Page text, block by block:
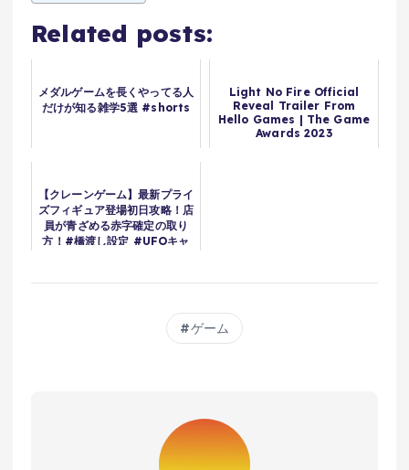
Related posts:
メダルゲームを長くやってる人
だけが知る雑学5選 #shorts
Light No Fire Official
Reveal Trailer From
Hello Games | The Game
Awards 2023
【クレーンゲーム】最新プライ
ズフィギュア登場初日攻略！店
員が青ざめる赤字確定の取り
方！#橋渡し設定 #UFOキャ
ゲーム